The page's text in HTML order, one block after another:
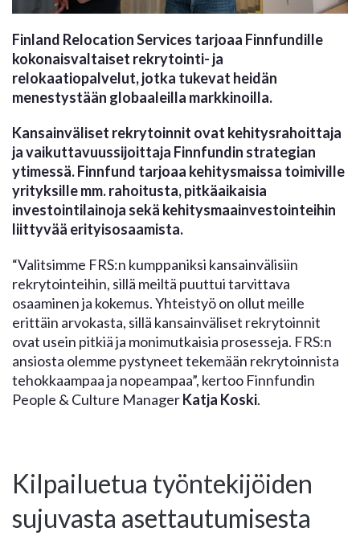
Finland Relocation Services tarjoaa Finnfundille
kokonaisvaltaiset rekrytointi- ja
relokaatiopalvelut, jotka tukevat heidän
menestystään globaaleilla markkinoilla.
Kansainväliset rekrytoinnit ovat kehitysrahoittaja
ja vaikuttavuussijoittaja Finnfundin strategian
ytimessä. Finnfund tarjoaa kehitysmaissa toimiville
yrityksille mm. rahoitusta, pitkäaikaisia
investointilainoja sekä kehitysmaainvestointeihin
liittyvää erityisosaamista.
“Valitsimme FRS:n kumppaniksi kansainvälisiin
rekrytointeihin, sillä meiltä puuttui tarvittava
osaaminen ja kokemus. Yhteistyö on ollut meille
erittäin arvokasta, sillä kansainväliset rekrytoinnit
ovat usein pitkiä ja monimutkaisia prosesseja. FRS:n
ansiosta olemme pystyneet tekemään rekrytoinnista
tehokkaampaa ja nopeampaa”, kertoo Finnfundin
People & Culture ManagerKatja Koski.
Kilpailuetua työntekijöiden
sujuvasta asettautumisesta